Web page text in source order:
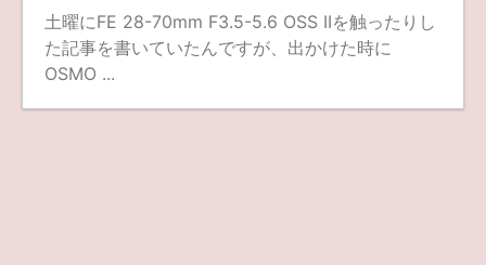
ライカM10-R ライカX2 ローライ35
ローライコード
土曜にFE 28-70mm F3.5-5.6 OSS IIを触ったりし
た記事を書いていたんですが、出かけた時に
OSMO ...